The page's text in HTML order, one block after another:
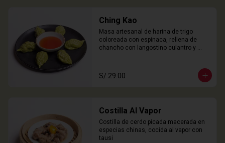
Ching Kao
Masa artesanal de harina de trigo
coloreada con espinaca, rellena de
chancho con langostino culantro y
S/ 29.00
Costilla Al Vapor
Costilla de cerdo picada macerada en
especias chinas, cocida al vapor con
tausi